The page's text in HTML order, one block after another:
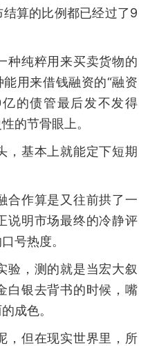
算的比例都已经过了9
种纯粹用来买卖货物的
用来借钱融资的“融资
的债管最后发不发得
的节骨眼上。
，基本上就能定下短期
合作算是又往前拱了一
说明市场最终的冷静评
号热度。
验，测的就是当宏大叙
白银去背书的时候，嘴
成色。
，但在现实世界里，所